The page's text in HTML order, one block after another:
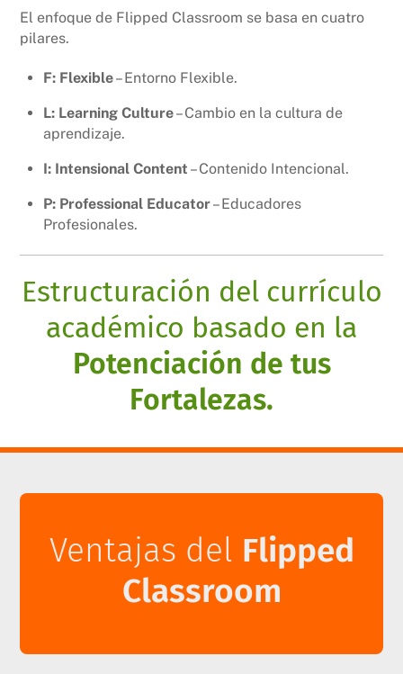
El enfoque de Flipped Classroom se basa en cuatro
pilares.
F: Flexible– Entorno Flexible.
L: Learning Culture– Cambio en la cultura de
aprendizaje.
I: Intensional Content – Contenido Intencional.
P: Professional Educator– Educadores
Profesionales.
Estructuración del currículo
académico basado en la
Potenciación de tus
Fortalezas.
Ventajas del Flipped
Classroom